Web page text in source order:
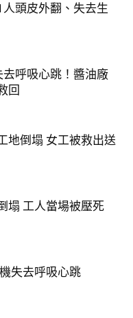
頭皮外翻、失去生
呼吸心跳！醬油廠
回
地倒塌 女工被救出送
塌 工人當場被壓死
失去呼吸心跳